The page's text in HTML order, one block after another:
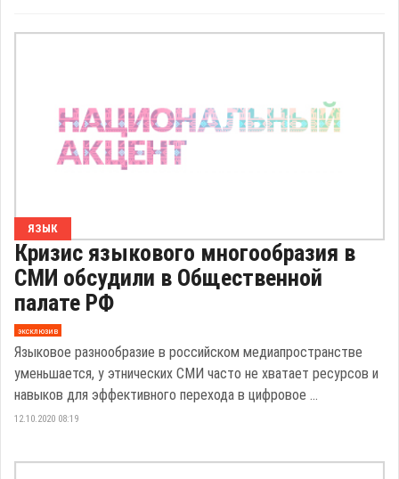
ЯЗЫК
Кризис языкового многообразия в
СМИ обсудили в Общественной
палате РФ
эксклюзив
Языковое разнообразие в российском медиапространстве
уменьшается, у этнических СМИ часто не хватает ресурсов и
навыков для эффективного перехода в цифровое ...
12.10.2020 08:19